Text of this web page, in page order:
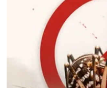
विनिर्माण और
पीएम मोदी
को बिना किसी
को जवाब
का समर्थन करने
रिजिजू
ट्रंप